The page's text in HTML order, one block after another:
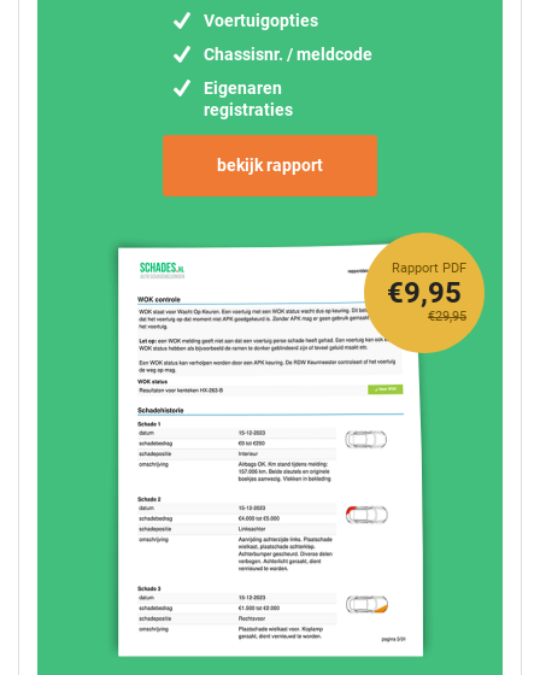
Voertuigopties
Chassisnr. / meldcode
Eigenaren
registraties
bekijk rapport
Rapport PDF
€29,95
€9,95